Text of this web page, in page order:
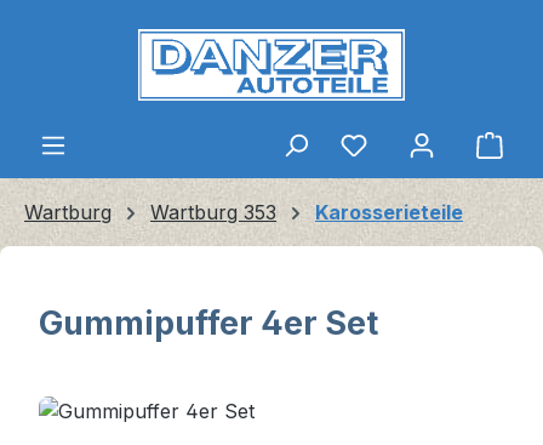
Zum Hauptinhalt springen
Wartburg Wartburg 353 Karosserieteile
Gummipuffer 4er Set
Bildergalerie überspringen